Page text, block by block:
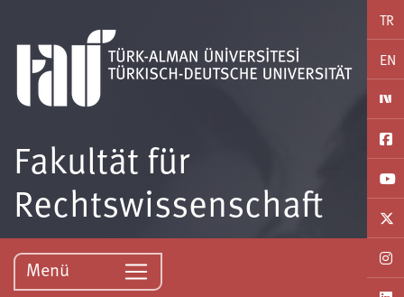
TR
EN
Fakultät für
Rechtswissenschaft
Menü